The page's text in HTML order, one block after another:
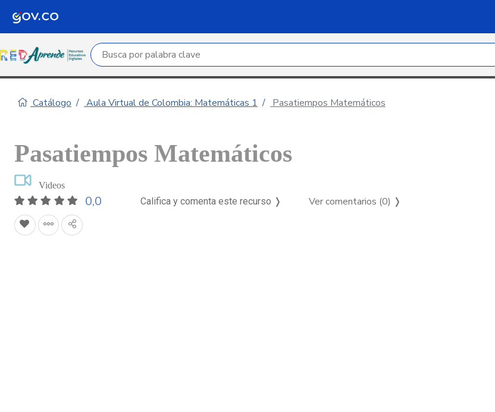
Campo de búsqueda por palabra clave
Catálogo Aula Virtual de Colombia: Matemáticas 1 Pasatiempos Matemáticos
Pasatiempos Matemáticos
Videos
0,0 Califica y comenta este recurso ❭ Ver comentarios (0) ❭